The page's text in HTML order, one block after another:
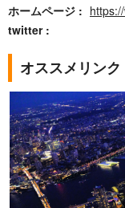
ホームページ
twitter
オススメリンク